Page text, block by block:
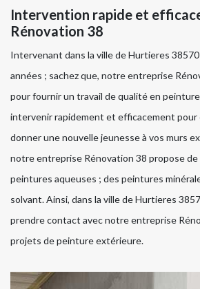
Intervention rapide et
Rénovation 38
Intervenant dans la ville de Hurtieres
années ; sachez que, notre entreprise
pour fournir un travail de qualité en
intervenir rapidement et efficacement pour
donner une nouvelle jeunesse à vos murs
notre entreprise Rénovation 38 propose de
peintures aqueuses ; des peintures
solvant. Ainsi, dans la ville de Hurtieres
prendre contact avec notre entreprise
projets de peinture extérieure.